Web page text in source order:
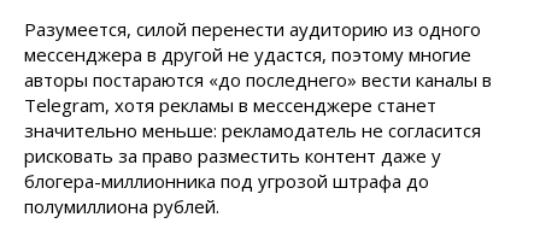
Разумеется, силой перенести аудиторию из одного
мессенджера в другой не удастся, поэтому многие
авторы постараются «до последнего» вести каналы в
Telegram, хотя рекламы в мессенджере станет
значительно меньше: рекламодатель не согласится
рисковать за право разместить контент даже у
блогера-миллионника под угрозой штрафа до
полумиллиона рублей.